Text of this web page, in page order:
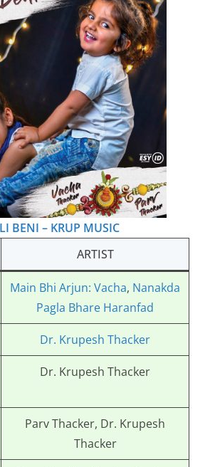
BENI – KRUP MUSIC
ARTIST
Main Bhi Arjun: Vacha, Nanakda
Pagla Bhare Haranfad
Dr. Krupesh Thacker
Dr. Krupesh Thacker
Parv Thacker, Dr. Krupesh
Thacker